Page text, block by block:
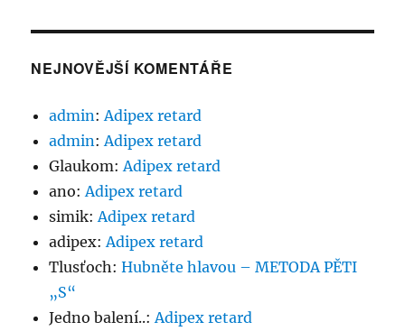
NEJNOVĚJŠÍ KOMENTÁŘE
admin:Adipex retard
admin:Adipex retard
Glaukom:Adipex retard
ano:Adipex retard
simik:Adipex retard
adipex:Adipex retard
Tlusťoch:Hubněte hlavou – METODA PĚTI
„S“
Jedno balení..:Adipex retard